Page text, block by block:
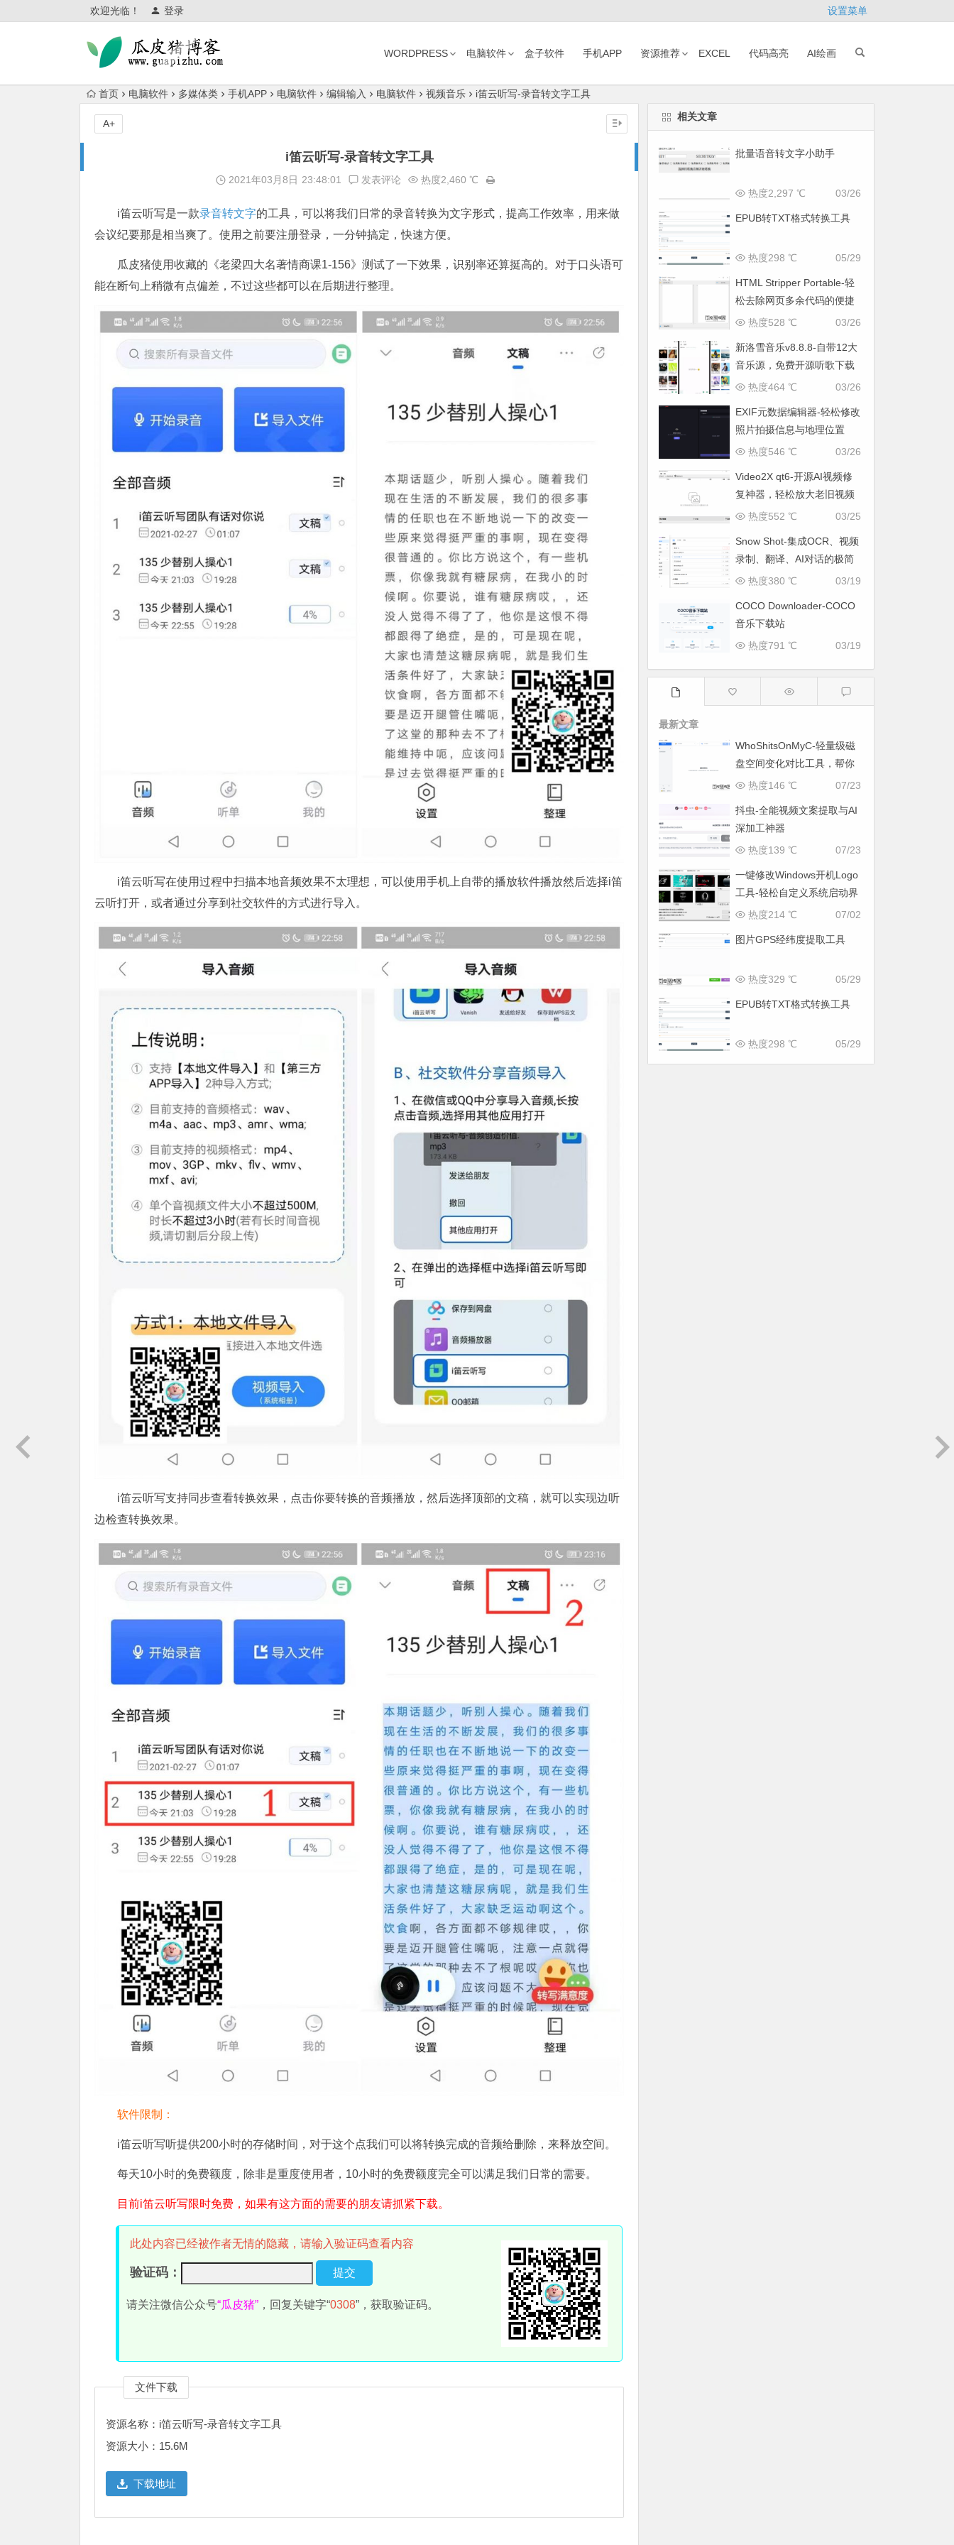
欢迎光临！ 登录 设置菜单
WORDPRESS 电脑软件 盒子软件 手机APP 资源推荐 EXCEL 代码高亮 AI绘画
首页 电脑软件 多媒体类 手机APP 电脑软件 编辑输入 电脑软件 视频音乐 i笛云听写-录音转文字工具
i笛云听写-录音转文字工具
2021年03月8日 23:48:01 发表评论 热度2,460 ℃
i笛云听写是一款录音转文字的工具，可以将我们日常的录音转换为文字形式，提高工作效率，​用来做
会议纪要那是相当爽了。使用之前要注册登录，一分钟搞定，快速方便。
瓜皮猪使用收藏的《老梁四大名著情商课1-156》测试了一下效果，识别率还算挺高的。对于口头语可
能在断句上稍微有点偏差，不过这些都可以在后期进行整理。
i笛云听写在使用过程中扫描本地音频效果不太理想，可以使用手机上自带的播放软件播放然后选择i笛
云听打开，或者通过分享到社交软件的方式进行导入。
i笛云听写支持同步查看转换效果，点击你要转换的音频播放，然后选择顶部的文稿，就可以实现边听
边检查转换效果。
软件限制：
i笛云听写听提供200小时的存储时间，对于这个点我们可以将转换完成的音频给删除，来释放空间。
每天10小时的免费额度，除非是重度使用者，10小时的免费额度完全可以满足我们日常的需要。
目前i笛云听写限时免费，如果有这方面的需要的朋友请抓紧下载。
此处内容已经被作者无情的隐藏，请输入验证码查看内容
验证码：
请关注微信公众号“瓜皮猪” ，回复关键字“0308”，获取验证码。
文件下载
资源名称：i笛云听写-录音转文字工具
资源大小：15.6M
下载地址
A+
相关文章
批量语音转文字小助手
03/26
热度2,297 ℃
EPUB转TXT格式转换工具
05/29
热度298 ℃
HTML Stripper Portable-轻
松去除网页多余代码的便捷
工具
03/26
热度528 ℃
新洛雪音乐v8.8.8-自带12大
音乐源，免费开源听歌下载
两不误！
03/26
热度464 ℃
EXIF元数据编辑器-轻松修改
照片拍摄信息与地理位置
03/26
热度546 ℃
Video2X qt6-开源AI视频修
复神器，轻松放大老旧视频
到4K
03/25
热度552 ℃
Snow Shot-集成OCR、视频
录制、翻译、AI对话的极简
截图利器
03/19
热度380 ℃
COCO Downloader-COCO
音乐下载站
03/19
热度791 ℃
最新文章
WhoShitsOnMyC-轻量级磁
盘空间变化对比工具，帮你
找出“吃掉”空间的罪魁祸首
07/23
热度146 ℃
抖虫-全能视频文案提取与AI
深加工神器
07/23
热度139 ℃
一键修改Windows开机Logo
工具-轻松自定义系统启动界
面
07/02
热度214 ℃
图片GPS经纬度提取工具
05/29
热度329 ℃
EPUB转TXT格式转换工具
05/29
热度298 ℃